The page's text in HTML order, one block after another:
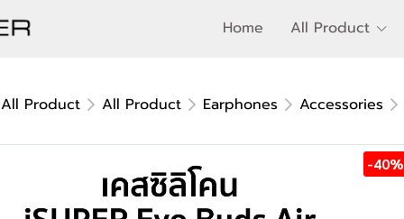
Home All Product
All Product All Product Earphones Accessories
-40%